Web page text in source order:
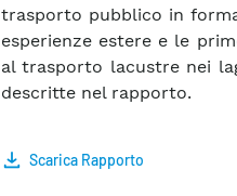
trasporto pubblico in
esperienze estere e le
al trasporto lacustre nei
descritte nel rapporto.
Scarica Rapporto